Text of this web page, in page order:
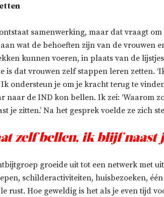
samenwerking, maar dat vraagt
wat de behoeften zijn van de vrouwen
kunnen voeren, in plaats van de
is dat vrouwen zelf stappen leren zetten.
ondersteun je om je kracht terug te
naar de IND kon bellen. Ik zei: ‘Waarom
je zitten.’ Na het gesprek voelde ze zich
zelf bellen, ik blijf naast
groeide uit tot een netwerk met
schilderactiviteiten, huisbezoeken,
rust. Hoe geweldig is het als je even tijd